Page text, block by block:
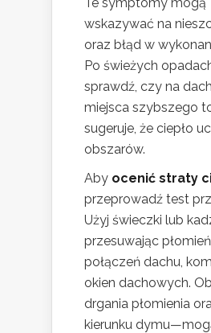
wskazywać na
oraz błąd w
Po świeżych
sprawdź, czy na
miejsca szybszego
sugeruje, że ciepło
obszarów.
Aby ocenić straty
przeprowadź test
Użyj świeczki lub
przesuwając
połączeń dachu,
okien dachowych.
drgania płomienia
kierunku